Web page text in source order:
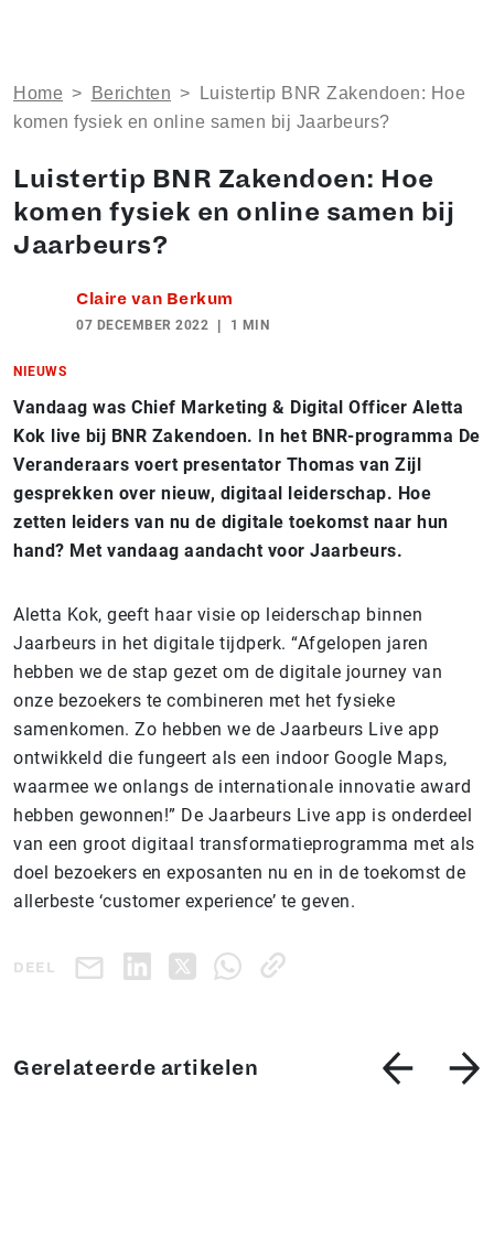
Home > Berichten >
Luistertip BNR Zakendoen: Hoe
komen fysiek en online samen bij Jaarbeurs?
Luistertip BNR Zakendoen: Hoe
komen fysiek en online samen bij
Jaarbeurs?
Claire van Berkum
07 DECEMBER 2022 1 MIN
NIEUWS
Vandaag was Chief Marketing & Digital Officer Aletta
Kok live bij BNR Zakendoen. In het BNR-programma De
Veranderaars voert presentator Thomas van Zijl
gesprekken over nieuw, digitaal leiderschap. Hoe
zetten leiders van nu de digitale toekomst naar hun
hand? Met vandaag aandacht voor Jaarbeurs.
Aletta Kok, geeft haar visie op leiderschap binnen
Jaarbeurs in het digitale tijdperk. “Afgelopen jaren
hebben we de stap gezet om de digitale journey van
onze bezoekers te combineren met het fysieke
samenkomen. Zo hebben we de Jaarbeurs Live app
ontwikkeld die fungeert als een indoor Google Maps,
waarmee we onlangs de internationale innovatie award
hebben gewonnen!” De Jaarbeurs Live app is onderdeel
van een groot digitaal transformatieprogramma met als
doel bezoekers en exposanten nu en in de toekomst de
allerbeste ‘customer experience’ te geven.
DEEL
Gerelateerde artikelen